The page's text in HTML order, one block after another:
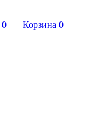
0 Корзина 0